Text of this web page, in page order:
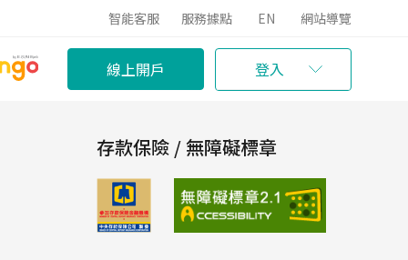
智能客服 服務據點 EN 網站導覽
線上開戶 登入
存款保險 / 無障礙標章